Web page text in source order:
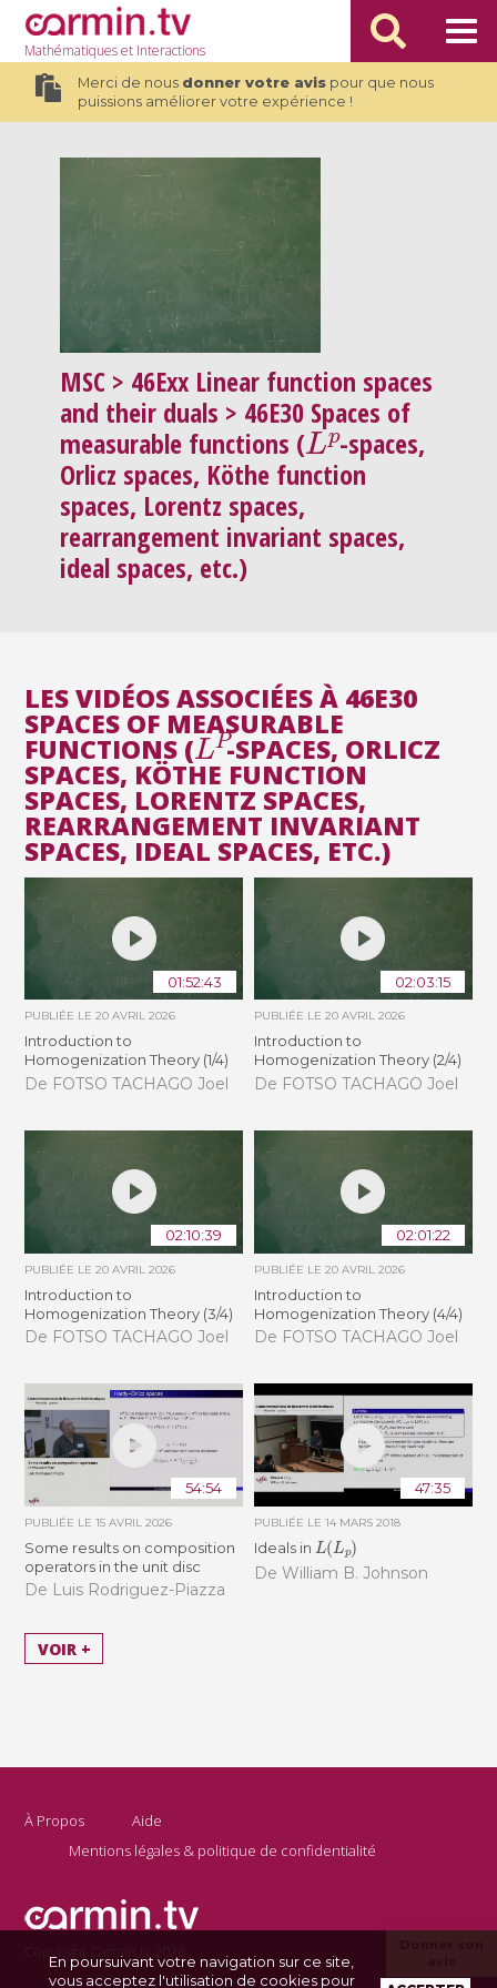
Mathématiqueset Interactions
Merci de nous donner votre avispour que nous
puissions améliorer votre expérience !
MSC > 46Exx Linear function spaces
and their duals > 46E30 Spaces of
measurable functions (
Lp
-spaces,
Orlicz spaces, Köthe function
spaces, Lorentz spaces,
rearrangement invariant spaces,
ideal spaces, etc.)
LES VIDÉOS ASSOCIÉES À 46E30
SPACES OF MEASURABLE
FUNCTIONS (
LP
-SPACES, ORLICZ
SPACES, KÖTHE FUNCTION
SPACES, LORENTZ SPACES,
REARRANGEMENT INVARIANT
SPACES, IDEAL SPACES, ETC.)
01:52:43
PUBLIÉE LE20 AVRIL 2026
Introduction to
Homogenization Theory (1/4)
De FOTSO TACHAGO Joel
02:03:15
PUBLIÉE LE 20 AVRIL 2026
Introduction to
Homogenization Theory (2/4)
De FOTSO TACHAGO Joel
02:10:39
PUBLIÉE LE20 AVRIL 2026
Introduction to
Homogenization Theory (3/4)
De FOTSO TACHAGO Joel
02:01:22
PUBLIÉE LE 20 AVRIL 2026
Introduction to
Homogenization Theory (4/4)
De FOTSO TACHAGO Joel
54:54
PUBLIÉE LE15 AVRIL 2026
Some results on composition
operators in the unit disc
De Luis Rodriguez-Piazza
47:35
PUBLIÉE LE 14 MARS 2018
Ideals in L (Lp)
De William B. Johnson
VOIR +
À Propos
Aide
Mentions légales & politique de confidentialité
Copyright Carmin.tv 2026
En poursuivant votre navigation sur ce site,
vous acceptez l'utilisation de cookies pour